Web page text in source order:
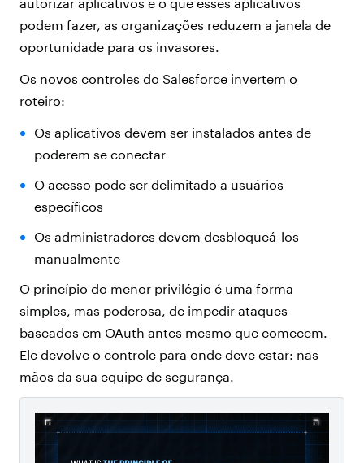
podem fazer, as organizações reduzem a janela de
oportunidade para os invasores.
Os novos controles do Salesforce invertem o
roteiro:
Os aplicativos devem ser instalados antes de
poderem se conectar
O acesso pode ser delimitado a usuários
específicos
Os administradores devem desbloqueá-los
manualmente
O princípio do menor privilégio é uma forma
simples, mas poderosa, de impedir ataques
baseados em OAuth antes mesmo que comecem.
Ele devolve o controle para onde deve estar: nas
mãos da sua equipe de segurança.